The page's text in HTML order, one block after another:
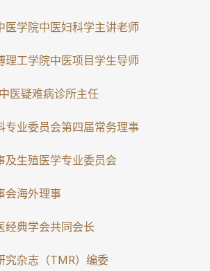
医学院中医妇科学主讲老师
理工学院中医项目学生导师
医疑难病诊所主任
专业委员会第四届常务理事
及生殖医学专业委员会
会海外理事
经典学会共同会长
究杂志（TMR）编委